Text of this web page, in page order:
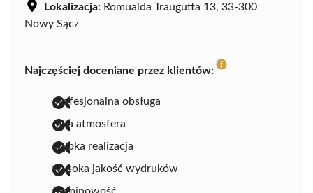
Lokalizacja: Romualda Traugutta 13, 33-300
Nowy Sącz
Najczęściej doceniane przez klientów:
profesjonalna obsługa
miła atmosfera
szybka realizacja
wysoka jakość wydruków
terminowość